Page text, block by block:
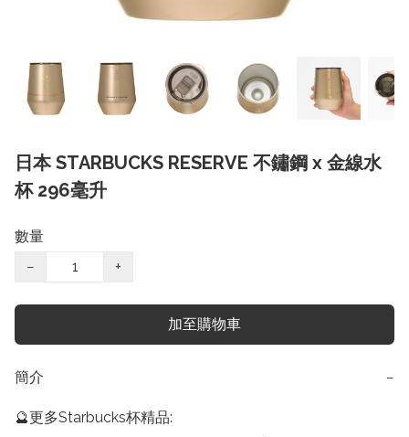
日本 STARBUCKS RESERVE 不鏽鋼 x 金線水
杯 296毫升
數量
−
+
加至購物車
簡介 −
🔮更多Starbucks杯精品: